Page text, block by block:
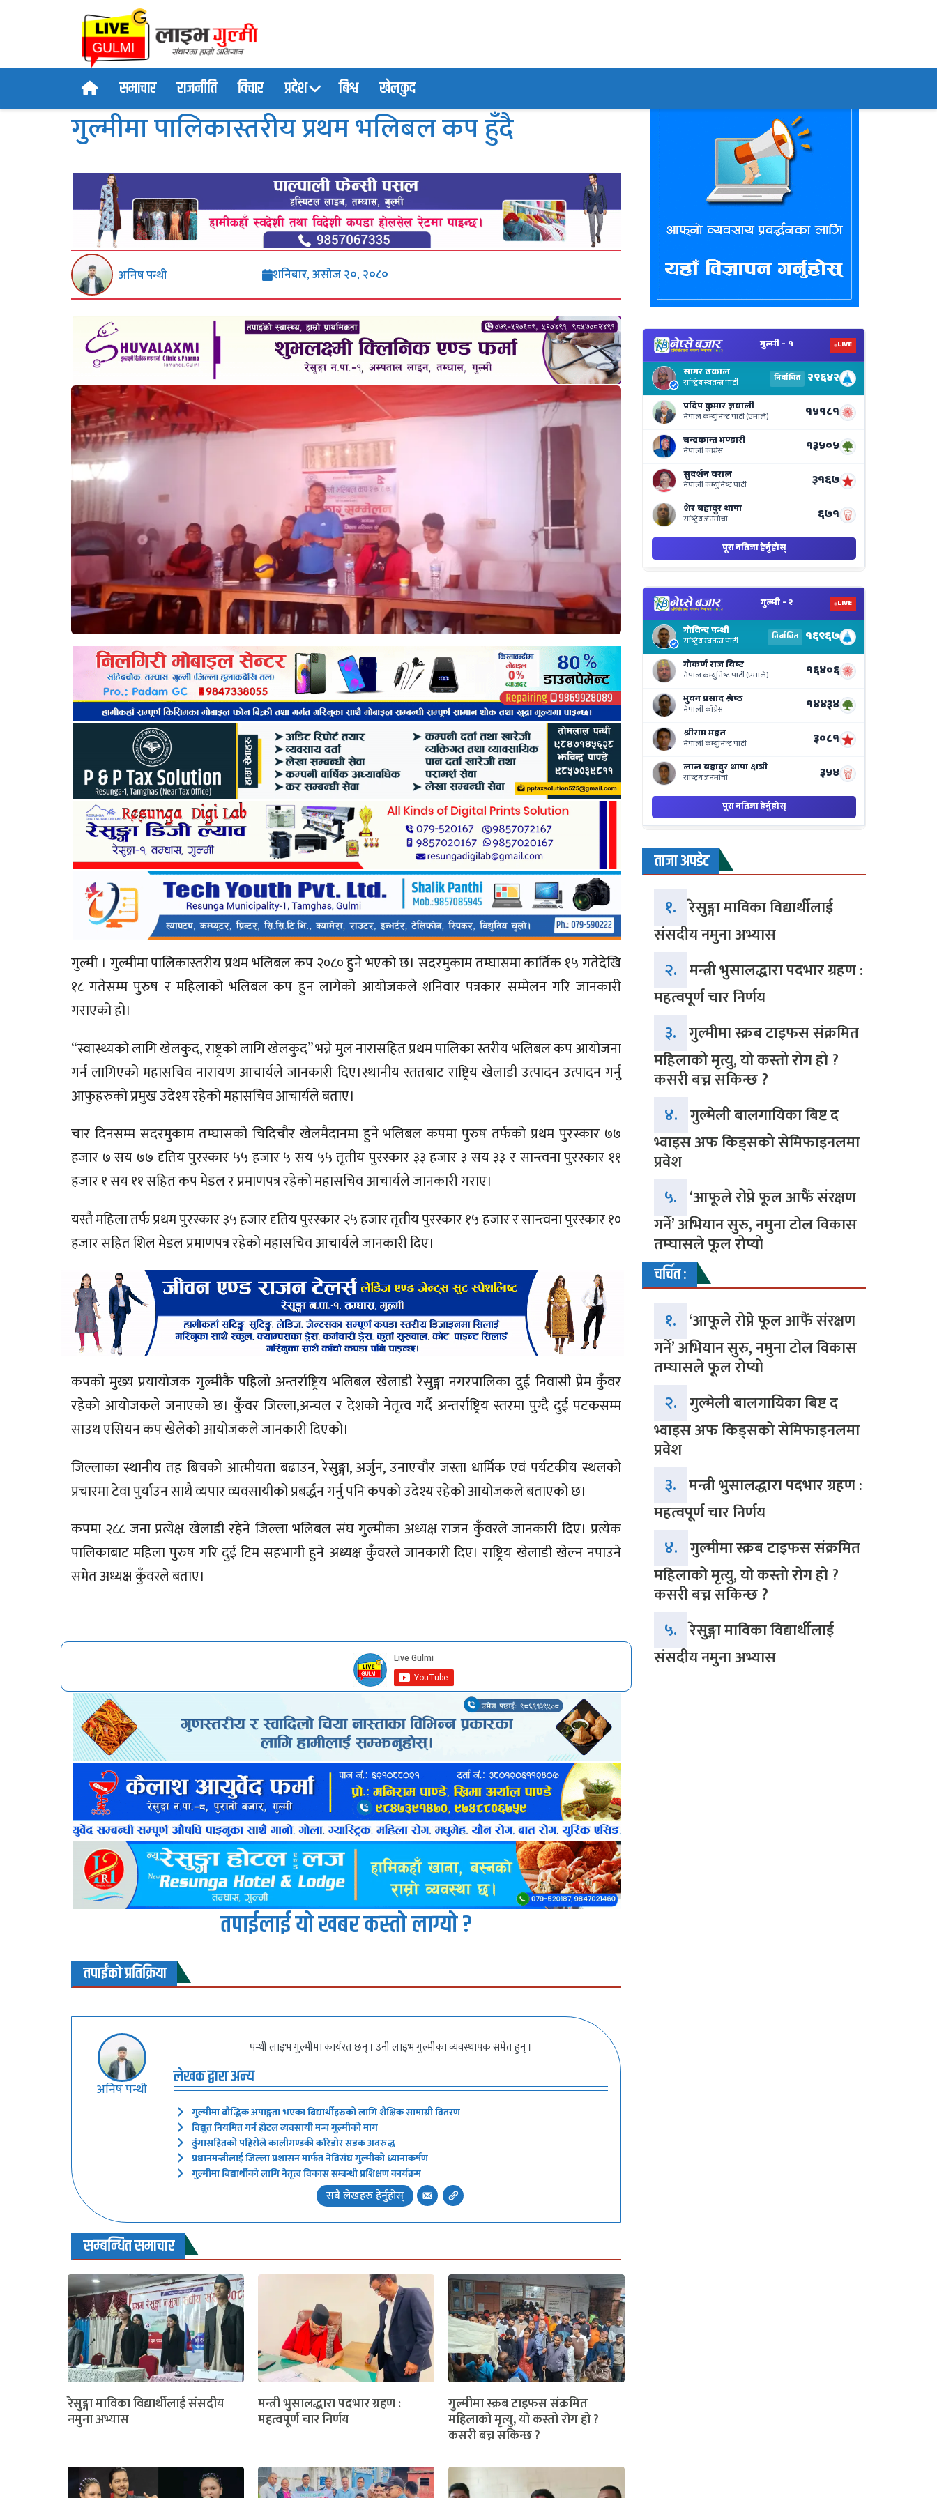
समाचार राजनीति विचार प्रदेश बिश्व खेलकुद
गुल्मीमा पालिकास्तरीय प्रथम भलिबल कप हुँदै
अनिष पन्थी शनिबार, असोज २०, २०८०
गुल्मी । गुल्मीमा पालिकास्तरीय प्रथम भलिबल कप २०८० हुने भएको छ। सदरमुकाम तम्घासमा कार्तिक १५ गतेदेखि
१८ गतेसम्म पुरुष र महिलाको भलिबल कप हुन लागेको आयोजकले शनिवार पत्रकार सम्मेलन गरि जानकारी
गराएको हो।
“स्वास्थ्यको लागि खेलकुद, राष्ट्रको लागि खेलकुद” भन्ने मुल नारासहित प्रथम पालिका स्तरीय भलिबल कप आयोजना
गर्न लागिएको महासचिव नारायण आचार्यले जानकारी दिए।स्थानीय स्ततबाट राष्ट्रिय खेलाडी उत्पादन उत्पादन गर्नु
आफुहरुको प्रमुख उदेश्य रहेको महासचिव आचार्यले बताए।
चार दिनसम्म सदरमुकाम तम्घासको चिदिचौर खेलमैदानमा हुने भलिबल कपमा पुरुष तर्फको प्रथम पुरस्कार ७७
हजार ७ सय ७७ दृतिय पुरस्कार ५५ हजार ५ सय ५५ तृतीय पुरस्कार ३३ हजार ३ सय ३३ र सान्त्वना पुरस्कार ११
हजार १ सय ११ सहित कप मेडल र प्रमाणपत्र रहेको महासचिव आचार्यले जानकारी गराए।
यस्तै महिला तर्फ प्रथम पुरस्कार ३५ हजार दृतिय पुरस्कार २५ हजार तृतीय पुरस्कार १५ हजार र सान्त्वना पुरस्कार १०
हजार सहित शिल मेडल प्रमाणपत्र रहेको महासचिव आचार्यले जानकारी दिए।
कपको मुख्य प्रयायोजक गुल्मीकै पहिलो अन्तर्राष्ट्रिय भलिबल खेलाडी रेसुङ्गा नगरपालिका दुई निवासी प्रेम कुँवर
रहेको आयोजकले जनाएको छ। कुँवर जिल्ला,अन्चल र देशको नेतृत्व गर्दै अन्तर्राष्ट्रिय स्तरमा पुग्दै दुई पटकसम्म
साउथ एसियन कप खेलेको आयोजकले जानकारी दिएको।
जिल्लाका स्थानीय तह बिचको आत्मीयता बढाउन, रेसुङ्गा, अर्जुन, उनाएचौर जस्ता धार्मिक एवं पर्यटकीय स्थलको
प्रचारमा टेवा पुर्याउन साथै व्यपार व्यवसायीको प्रबर्द्धन गर्नु पनि कपको उदेश्य रहेको आयोजकले बताएको छ।
कपमा २८८ जना प्रत्येक्ष खेलाडी रहेने जिल्ला भलिबल संघ गुल्मीका अध्यक्ष राजन कुँवरले जानकारी दिए। प्रत्येक
पालिकाबाट महिला पुरुष गरि दुई टिम सहभागी हुने अध्यक्ष कुँवरले जानकारी दिए। राष्ट्रिय खेलाडी खेल्न नपाउने
समेत अध्यक्ष कुँवरले बताए।
तपाईलाई यो खबर कस्तो लाग्यो ?
तपाईंको प्रतिक्रिया
अनिष पन्थी
पन्थी लाइभ गुल्मीमा कार्यरत छन् । उनी लाइभ गुल्मीका व्यवस्थापक समेत हुन् ।
लेखक द्वारा अन्य
गुल्मीमा बौद्धिक अपाङ्गता भएका बिद्यार्थीहरुको लागि शैक्षिक सामाग्री वितरण
विद्युत नियमित गर्न होटल व्यवसायी मन्च गुल्मीको माग
ढुंगासहितको पहिरोले कालीगण्डकी करिडोर सडक अवरुद्ध
प्रधानमन्त्रीलाई जिल्ला प्रशासन मार्फत नेविसंघ गुल्मीको ध्यानाकर्षण
गुल्मीमा बिद्यार्थीको लागि नेतृत्व विकास सम्बन्धी प्रशिक्षण कार्यक्रम
सबै लेखहरु हेर्नुहोस्
सम्बन्धित समाचार
रेसुङ्गा माविका विद्यार्थीलाई संसदीय
नमुना अभ्यास
मन्त्री भुसालद्धारा पदभार ग्रहण :
महत्वपूर्ण चार निर्णय
गुल्मीमा स्क्रब टाइफस संक्रमित
महिलाको मृत्यु, यो कस्तो रोग हो ?
कसरी बच्न सकिन्छ ?
ताजा अपडेट
१. रेसुङ्गा माविका विद्यार्थीलाई
संसदीय नमुना अभ्यास
२. मन्त्री भुसालद्धारा पदभार ग्रहण :
महत्वपूर्ण चार निर्णय
३. गुल्मीमा स्क्रब टाइफस संक्रमित
महिलाको मृत्यु, यो कस्तो रोग हो ?
कसरी बच्न सकिन्छ ?
४. गुल्मेली बालगायिका बिष्ट द
भ्वाइस अफ किड्सको सेमिफाइनलमा
प्रवेश
५. ‘आफूले रोप्ने फूल आफैं संरक्षण
गर्ने’ अभियान सुरु, नमुना टोल विकास
तम्घासले फूल रोप्यो
चर्चित :
१. ‘आफूले रोप्ने फूल आफैं संरक्षण
गर्ने’ अभियान सुरु, नमुना टोल विकास
तम्घासले फूल रोप्यो
२. गुल्मेली बालगायिका बिष्ट द
भ्वाइस अफ किड्सको सेमिफाइनलमा
प्रवेश
३. मन्त्री भुसालद्धारा पदभार ग्रहण :
महत्वपूर्ण चार निर्णय
४. गुल्मीमा स्क्रब टाइफस संक्रमित
महिलाको मृत्यु, यो कस्तो रोग हो ?
कसरी बच्न सकिन्छ ?
५. रेसुङ्गा माविका विद्यार्थीलाई
संसदीय नमुना अभ्यास